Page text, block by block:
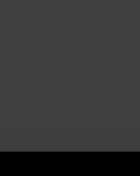
att få göra?